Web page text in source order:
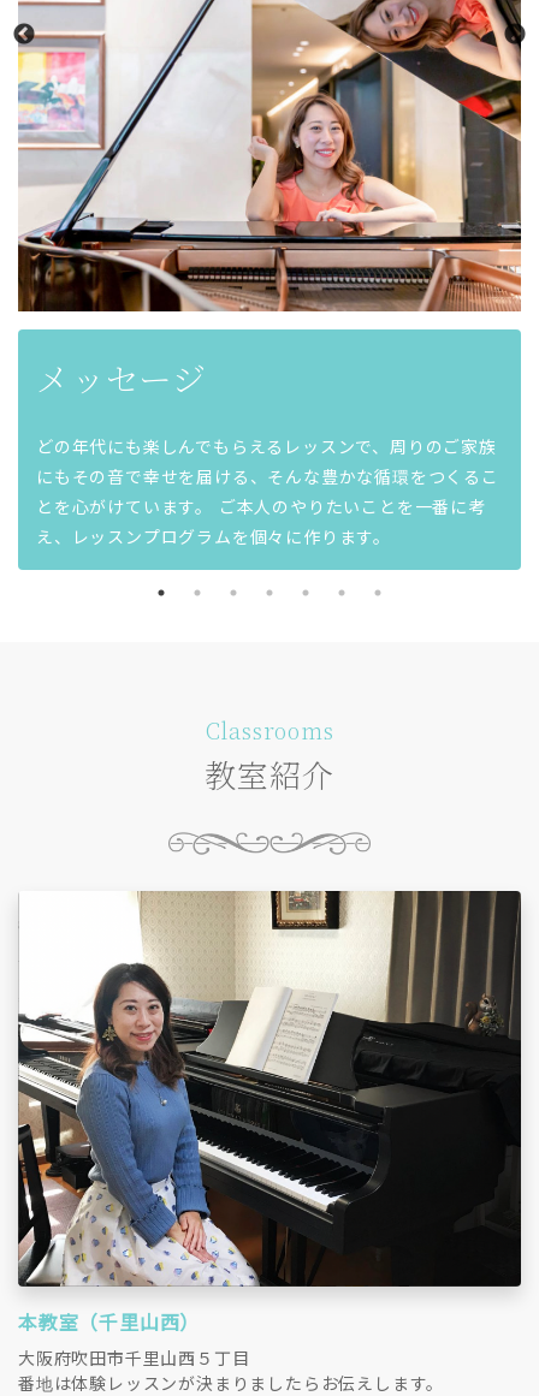
メッセージ
どの年代にも楽しんでもらえるレッスンで、周りのご家族
にもその音で幸せを届ける、そんな豊かな循環をつくるこ
とを心がけています。 ご本人のやりたいことを一番に考
え、レッスンプログラムを個々に作ります。
Classrooms
教室紹介
本教室（千里山西）
大阪府吹田市千里山西５丁目
番地は体験レッスンが決まりましたらお伝えします。